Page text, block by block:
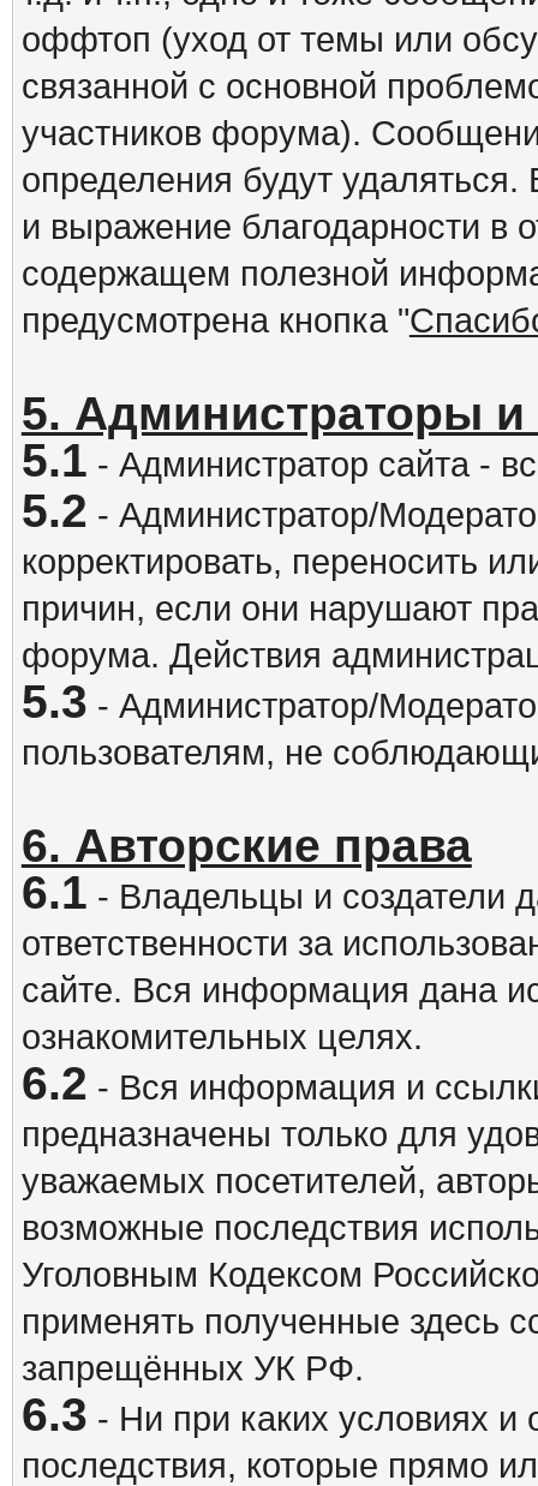
оффтоп (уход от темы или
связанной с основной
участников форума).
определения будут
и выражение благодарности в
содержащем полезной
предусмотрена кнопка "
5. Администраторы
5.1 - Администратор сайта -
5.2 - Администратор/
корректировать, переносить
причин, если они нарушают
форума. Действия
5.3 - Администратор/
пользователям, не
6. Авторские права
6.1 - Владельцы и создатели
ответственности за
сайте. Вся информация дана
ознакомительных целях.
6.2 - Вся информация и
предназначены только для
уважаемых посетителей,
возможные последствия
Уголовным Кодексом
применять полученные здесь
запрещённых УК РФ.
6.3 - Ни при каких условиях и
последствия, которые прямо